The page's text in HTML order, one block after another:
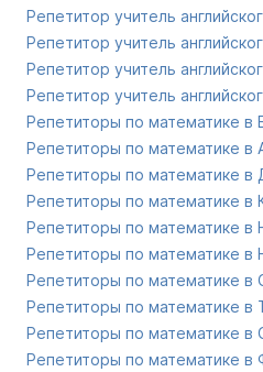
Репетитор учитель
Репетитор учитель
Репетитор учитель
Репетитор учитель
Репетиторы по математике в
Репетиторы по математике в
Репетиторы по математике в
Репетиторы по математике в
Репетиторы по математике в
Репетиторы по математике в
Репетиторы по математике в
Репетиторы по математике в
Репетиторы по математике в
Репетиторы по математике в